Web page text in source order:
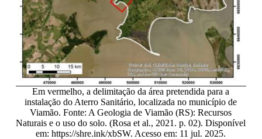
Em vermelho, a delimitação da área pretendida para a
instalação do Aterro Sanitário, localizada no município de
Viamão. Fonte: A Geologia de Viamão (RS): Recursos
Naturais e o uso do solo. (Rosa et al., 2021. p. 02). Disponível
em: https://shre.ink/xbSW. Acesso em: 11 jul. 2025.